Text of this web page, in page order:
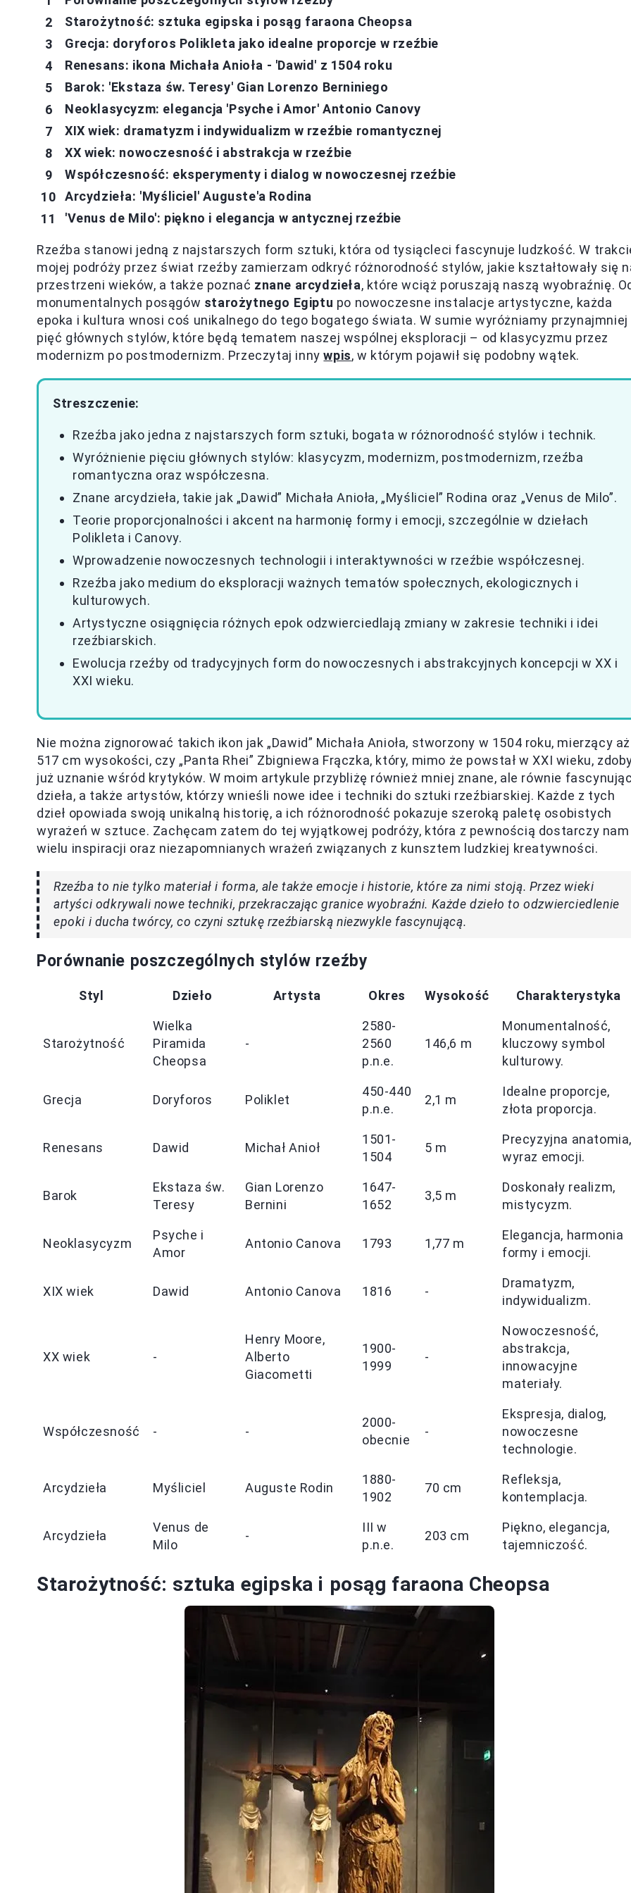
Starożytność: sztuka egipska i posąg faraona Cheopsa
Grecja: doryforos Polikleta jako idealne proporcje w rzeźbie
Renesans: ikona Michała Anioła - 'Dawid' z 1504 roku
Barok: 'Ekstaza św. Teresy' Gian Lorenzo Berniniego
Neoklasycyzm: elegancja 'Psyche i Amor' Antonio Canovy
XIX wiek: dramatyzm i indywidualizm w rzeźbie romantycznej
XX wiek: nowoczesność i abstrakcja w rzeźbie
Współczesność: eksperymenty i dialog w nowoczesnej rzeźbie
Arcydzieła: 'Myśliciel' Auguste'a Rodina
'Venus de Milo': piękno i elegancja w antycznej rzeźbie
Rzeźba stanowi jedną z najstarszych form sztuki, która od tysiącleci fascynuje ludzkość. W
mojej podróży przez świat rzeźby zamierzam odkryć różnorodność stylów, jakie kształtowały się
przestrzeni wieków, a także poznać znane arcydzieła, które wciąż poruszają naszą wyobraźnię.
monumentalnych posągów starożytnego Egiptu po nowoczesne instalacje artystyczne, każda
epoka i kultura wnosi coś unikalnego do tego bogatego świata. W sumie wyróżniamy przynajmniej
pięć głównych stylów, które będą tematem naszej wspólnej eksploracji – od klasycyzmu przez
modernizm po postmodernizm. Przeczytaj innywpis, w którym pojawił się podobny wątek.
Streszczenie:
Rzeźba jako jedna z najstarszych form sztuki, bogata w różnorodność stylów i technik.
Wyróżnienie pięciu głównych stylów: klasycyzm, modernizm, postmodernizm, rzeźba
romantyczna oraz współczesna.
Znane arcydzieła, takie jak „Dawid” Michała Anioła, „Myśliciel” Rodina oraz „Venus de Milo”.
Teorie proporcjonalności i akcent na harmonię formy i emocji, szczególnie w dziełach
Polikleta i Canovy.
Wprowadzenie nowoczesnych technologii i interaktywności w rzeźbie współczesnej.
Rzeźba jako medium do eksploracji ważnych tematów społecznych, ekologicznych i
kulturowych.
Artystyczne osiągnięcia różnych epok odzwierciedlają zmiany w zakresie techniki i idei
rzeźbiarskich.
Ewolucja rzeźby od tradycyjnych form do nowoczesnych i abstrakcyjnych koncepcji w XX i
XXI wieku.
Nie można zignorować takich ikon jak „Dawid” Michała Anioła, stworzony w 1504 roku, mierzący aż
517 cm wysokości, czy „Panta Rhei” Zbigniewa Frączka, który, mimo że powstał w XXI wieku,
już uznanie wśród krytyków. W moim artykule przybliżę również mniej znane, ale równie
dzieła, a także artystów, którzy wnieśli nowe idee i techniki do sztuki rzeźbiarskiej. Każde z tych
dzieł opowiada swoją unikalną historię, a ich różnorodność pokazuje szeroką paletę osobistych
wyrażeń w sztuce. Zachęcam zatem do tej wyjątkowej podróży, która z pewnością dostarczy nam
wielu inspiracji oraz niezapomnianych wrażeń związanych z kunsztem ludzkiej kreatywności.
Rzeźba to nie tylko materiał i forma, ale także emocje i historie, które za nimi stoją. Przez wieki
artyści odkrywali nowe techniki, przekraczając granice wyobraźni. Każde dzieło to odzwierciedlenie
epoki i ducha twórcy, co czyni sztukę rzeźbiarską niezwykle fascynującą.
Porównanie poszczególnych stylów rzeźby
Styl Dzieło Artysta Okres Wysokość Charakterystyka
Starożytność
Wielka
Piramida
Cheopsa
-
2580-
2560
p.n.e.
146,6 m
Monumentalność,
kluczowy symbol
kulturowy.
Grecja Doryforos Poliklet
450-440
p.n.e.
2,1 m
Idealne proporcje,
złota proporcja.
Renesans Dawid Michał Anioł
1501-
1504
5 m
Precyzyjna
wyraz emocji.
Barok
Ekstaza św.
Teresy
Gian Lorenzo
Bernini
1647-
1652
3,5 m
Doskonały realizm,
mistycyzm.
Neoklasycyzm
Psyche i
Amor
Antonio Canova 1793 1,77 m
Elegancja, harmonia
formy i emocji.
XIX wiek Dawid Antonio Canova 1816 -
Dramatyzm,
indywidualizm.
XX wiek -
Henry Moore,
Alberto
Giacometti
1900-
1999
-
Nowoczesność,
abstrakcja,
innowacyjne
materiały.
Współczesność - -
2000-
obecnie
-
Ekspresja, dialog,
nowoczesne
technologie.
Arcydzieła Myśliciel Auguste Rodin
1880-
1902
70 cm
Refleksja,
kontemplacja.
Arcydzieła
Venus de
Milo
-
III w
p.n.e.
203 cm
Piękno, elegancja,
tajemniczość.
Starożytność: sztuka egipska i posąg faraona Cheopsa